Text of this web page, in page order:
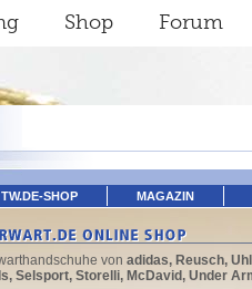
Shop Forum
TW.DE-SHOP MAGAZIN
von adidas, Reusch,
Selsport, Storelli, McDavid, Under